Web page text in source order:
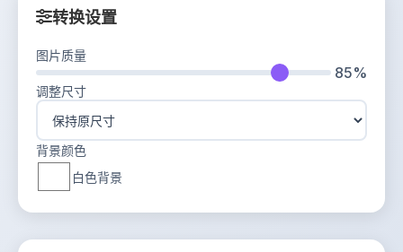
转换设置
图片质量
85%
调整尺寸
背景颜色
白色背景